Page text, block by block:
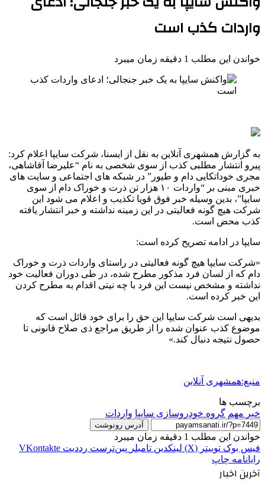
واردات کذب است
خواندن این مطلب 1 دقیقه زمان میبرد
به گزارش همشهری آنلاین به نقل از ایسنا، شرکت سایپا اعلام کرد:
پیرو انتشار مطلبی کذب از سوی شخصی به نام “علیرضا آقاشاهی،‌
مجری خوداتکایی دام و طیور” در شبکه های اجتماعی و سایت های
خبری مبنی بر “واردات ۱۰ هزار تن ذرت و خوراک دام از سوی
سایپا”، بدین وسیله خبر فوق قویا تکذیب و اعلام می شود این
شرکت هیچ گونه فعالیتی در این زمینه نداشته و خبر انتشار یافته
کذب محض است.
سایپا در ادامه تصریح کرده است:
«شرکت سایپا هیچ گونه فعالیتی در راستای واردات ذرت و خوراک
دام که از لسان فرد مذکور مطرح شده، در طی دوران فعالیت خود
نداشته و مشخص نیست این فرد با چه نیتی اقدام به مطرح کردن
این خبر کرده است.
بدیهی است شرکت سایپا این حق را برای خود قائل است که
موضوع کذب عنوان شده را از طریق مراجع ذی صلاح قانونی تا
حصول نتیجه دنبال کند.»
منبع:همشهری آنلاین
برچسب ها
خبر مهم گروه خودروسازی سایپا واردات
آدرس رونوشت
خواندن این مطلب 1 دقیقه زمان میبرد
فیس بوک توییتر (X) لینکدین ‫تامبلر ‫پین‌ترست ‫رددیت ‫VKontakte
رایانامه چاپ
آخرین اخبار